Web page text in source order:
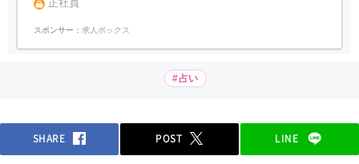
正社員
スポンサー： 求人ボックス
#占い
SHARE POST LINE